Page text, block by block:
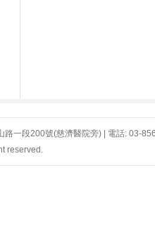
路一段200號(慈濟醫院旁) | 電話: 03-
reserved.